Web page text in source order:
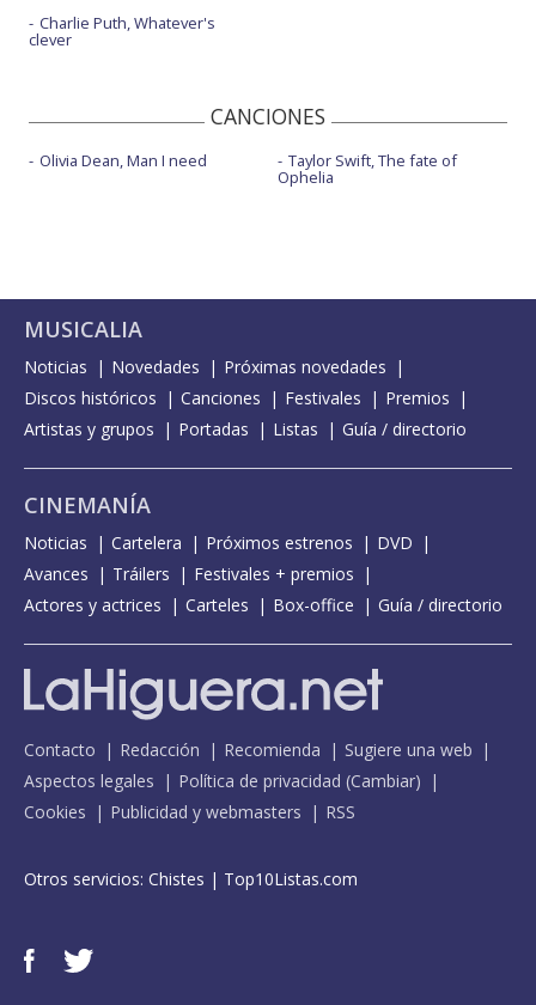
Charlie Puth, Whatever's
clever
CANCIONES
Olivia Dean, Man I need Taylor Swift, The fate of
Ophelia
MUSICALIA
Noticias Novedades
Próximas novedades
Discos históricos
Canciones Festivales
Premios
Artistas y grupos
Portadas Listas Guía / directorio
CINEMANÍA
Noticias Cartelera Próximos estrenos
DVD
Avances
Tráilers
Festivales + premios
Actores y actrices
Carteles Box-office Guía / directorio
Contacto Redacción Recomienda
Sugiere una web
Aspectos legales
Política de privacidad (Cambiar)
Cookies
Publicidad y webmasters RSS
Otros servicios: Chistes | Top10Listas.com